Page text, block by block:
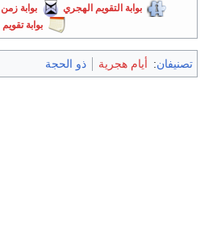
بوابة التقويم الهجري بوابة زمن
بوابة تقويم
تصنيفان: أيام هجرية ذو الحجة